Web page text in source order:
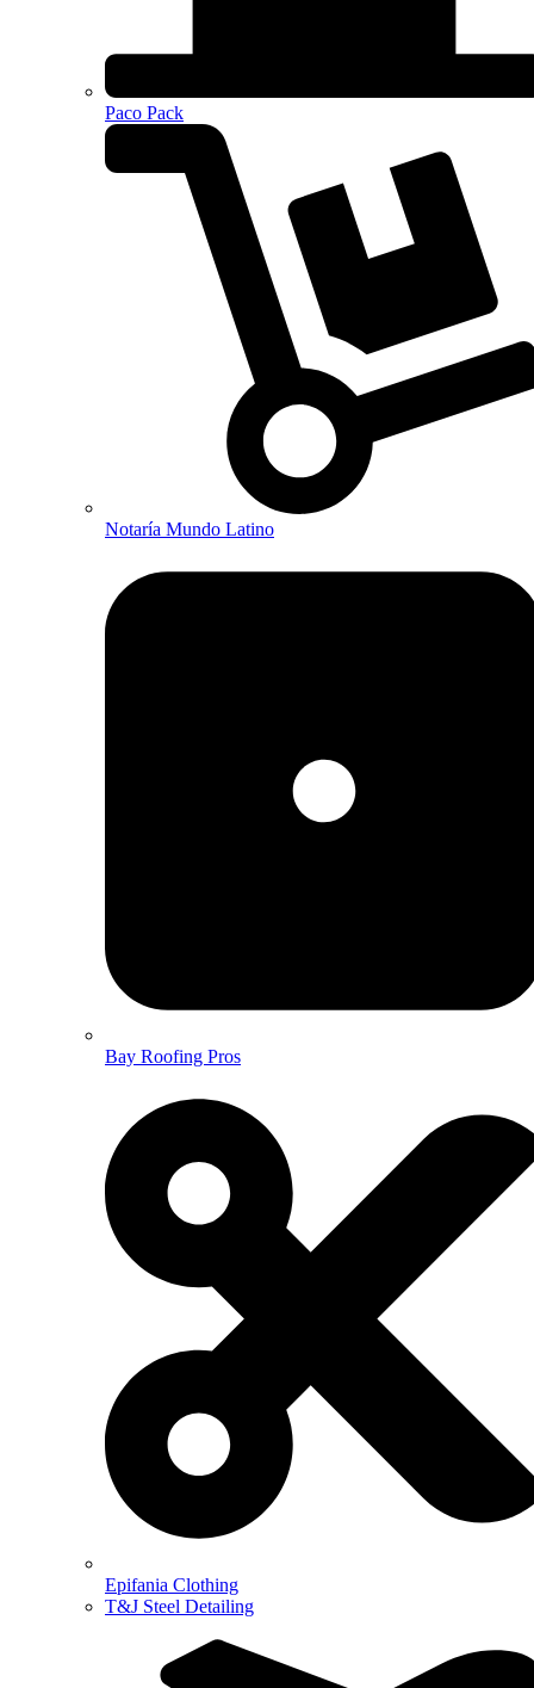
Paco Pack
Notaría Mundo Latino
Bay Roofing Pros
Epifania Clothing
T&J Steel Detailing